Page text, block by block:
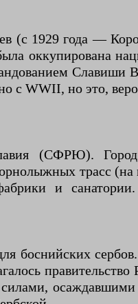
(с 1929 года —
оккупирована
с WWII, но это,
(СФРЮ).
трасс (на
и
боснийских